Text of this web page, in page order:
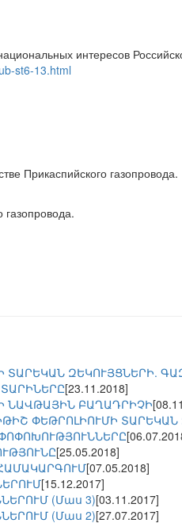
интересов
st6-13.html
Прикаспийского газопровода.
ՏԱՐԵԿԱՆ ԶԵԿՈՒՅՑՆԵՐԻ.
[23.11.2018]
ՆԱՎԹԱՅԻՆ ԲԱՂԱԴՐԻՉԻ
ՓԵԹՐՈԼԻՈՒՄԻ ՏԱՐԵԿԱՆ
[25.05.2018]
[07.05.2018]
[15.12.2017]
(Մաս 3)[03.11.2017]
(Մաս 2)[27.07.2017]